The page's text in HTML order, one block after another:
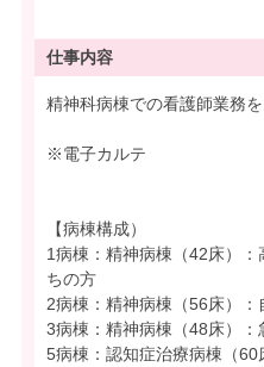
仕事内容
精神科病棟での看護師業務を
※電子カルテ
【病棟構成）
1病棟：精神病棟（42床）
ちの方
2病棟：精神病棟（56床）
3病棟：精神病棟（48床）：
5病棟：認知症治療病棟（60